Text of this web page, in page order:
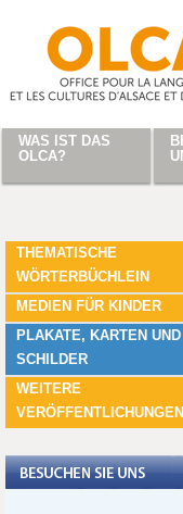
THEMATISCHE
WÖRTERBÜCHLEIN
MEDIEN FÜR KINDER
PLAKATE, KARTEN UND
SCHILDER
WEITERE
VERÖFFENTLICHUNGEN
WAS IST DAS
OLCA?